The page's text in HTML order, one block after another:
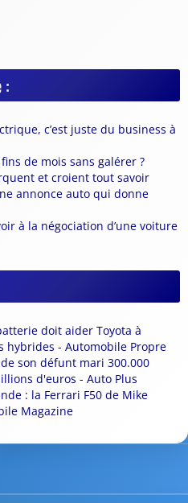
:
c’est juste du business à
de mois sans galérer ?
et croient tout savoir
annonce auto qui donne
à la négociation d’une voiture
doit aider Toyota à
hybrides - Automobile Propre
son défunt mari 300.000
d'euros - Auto Plus
: la Ferrari F50 de Mike
Magazine